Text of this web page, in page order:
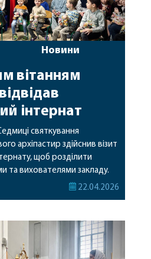
Новини
вітанням
інтернат
святкування
архіпастир здійснив візит
щоб розділити
та вихователями закладу.
взяли участь
подарунки, а й тепло
та слова підтримки. У […]
22.04.2026